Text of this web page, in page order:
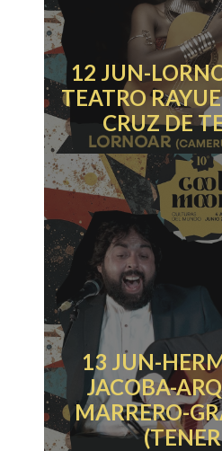
12 JUN-
TEATRO
CRUZ DE
13 JUN-
JACOBA-
MARRERO-